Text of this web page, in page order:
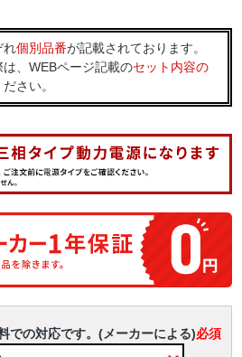
れ個別品番が記載されております。
、WEBページ記載のセット内容の
さい。
での対応です。(メーカーによる)必須